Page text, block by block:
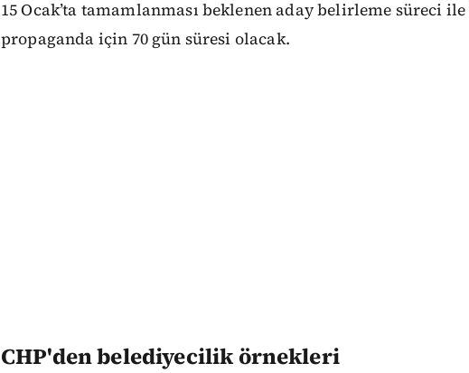
15 Ocak’ta tamamlanması beklenen aday belirleme süreci
propaganda için 70 gün süresi olacak.
CHP'den belediyecilik örnekleri